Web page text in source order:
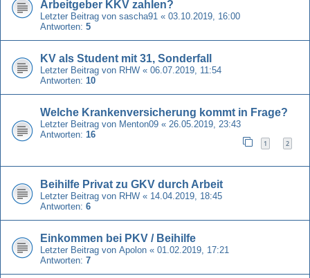
Arbeitgeber KKV zahlen?
Letzter Beitrag von sascha91 « 03.10.2019, 16:00
Antworten: 5
KV als Student mit 31, Sonderfall
Letzter Beitrag von RHW « 06.07.2019, 11:54
Antworten: 10
Welche Krankenversicherung kommt in Frage?
Letzter Beitrag von Menton09 « 26.05.2019, 23:43
Antworten: 16
1 2
Beihilfe Privat zu GKV durch Arbeit
Letzter Beitrag von RHW « 14.04.2019, 18:45
Antworten: 6
Einkommen bei PKV / Beihilfe
Letzter Beitrag von Apolon « 01.02.2019, 17:21
Antworten: 7